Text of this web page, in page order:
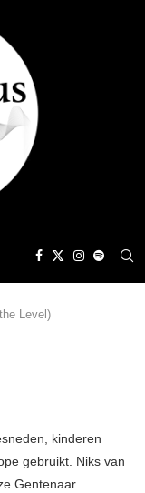
Level)
kinderen
gebruikt. Niks van
Gentenaar